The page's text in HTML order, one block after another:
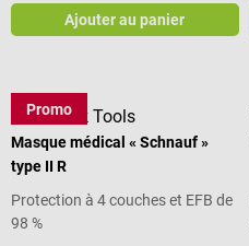
Ajouter au panier
Promo
DocCheck Tools
Masque médical « Schnauf »
type II R
Protection à 4 couches et EFB de
98 %